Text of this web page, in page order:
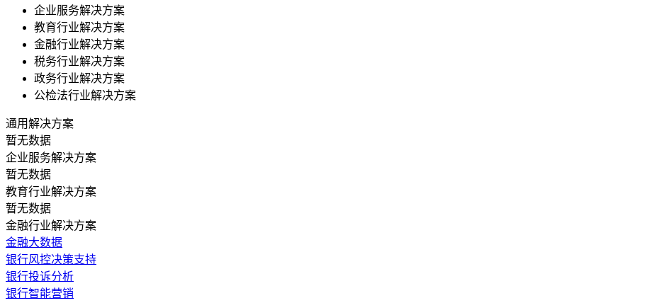
企业服务解决方案
教育行业解决方案
金融行业解决方案
税务行业解决方案
政务行业解决方案
公检法行业解决方案
通用解决方案
暂无数据
企业服务解决方案
暂无数据
教育行业解决方案
暂无数据
金融行业解决方案
金融大数据
银行风控决策支持
银行投诉分析
银行智能营销